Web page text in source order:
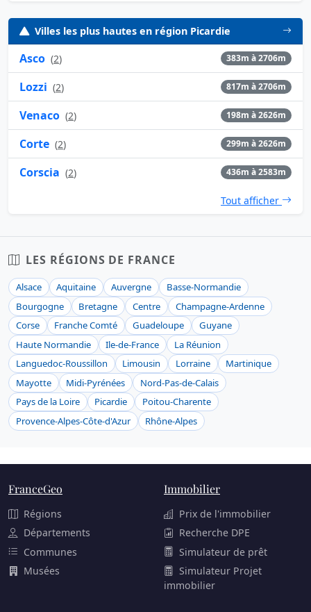
Villes les plus hautes en région Picardie
Asco (2) 383m à 2706m
Lozzi (2) 817m à 2706m
Venaco (2) 198m à 2626m
Corte (2) 299m à 2626m
Corscia (2) 436m à 2583m
Tout afficher
LES RÉGIONS DE FRANCE
Alsace Aquitaine Auvergne
Basse-Normandie
Bourgogne
Bretagne Centre
Champagne-Ardenne
Corse
Franche Comté Guadeloupe
Guyane
Haute Normandie
Ile-de-France
La Réunion
Languedoc-Roussillon
Limousin Lorraine
Martinique
Mayotte
Midi-Pyrénées
Nord-Pas-de-Calais
Pays de la Loire
Picardie
Poitou-Charente
Provence-Alpes-Côte-d'Azur
Rhône-Alpes
FranceGeo
Régions
Départements
Communes
Musées
Immobilier
Prix de l'immobilier
Recherche DPE
Simulateur de prêt
Simulateur Projet
immobilier